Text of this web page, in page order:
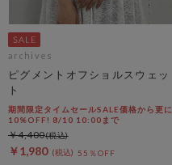
archives
ピグメントオフショルスウェッ
ト
期間限定タイムセールSALE価格から更に
10%OFF! 8/10 10:00まで
￥1,980 55％OFF
￥4,400